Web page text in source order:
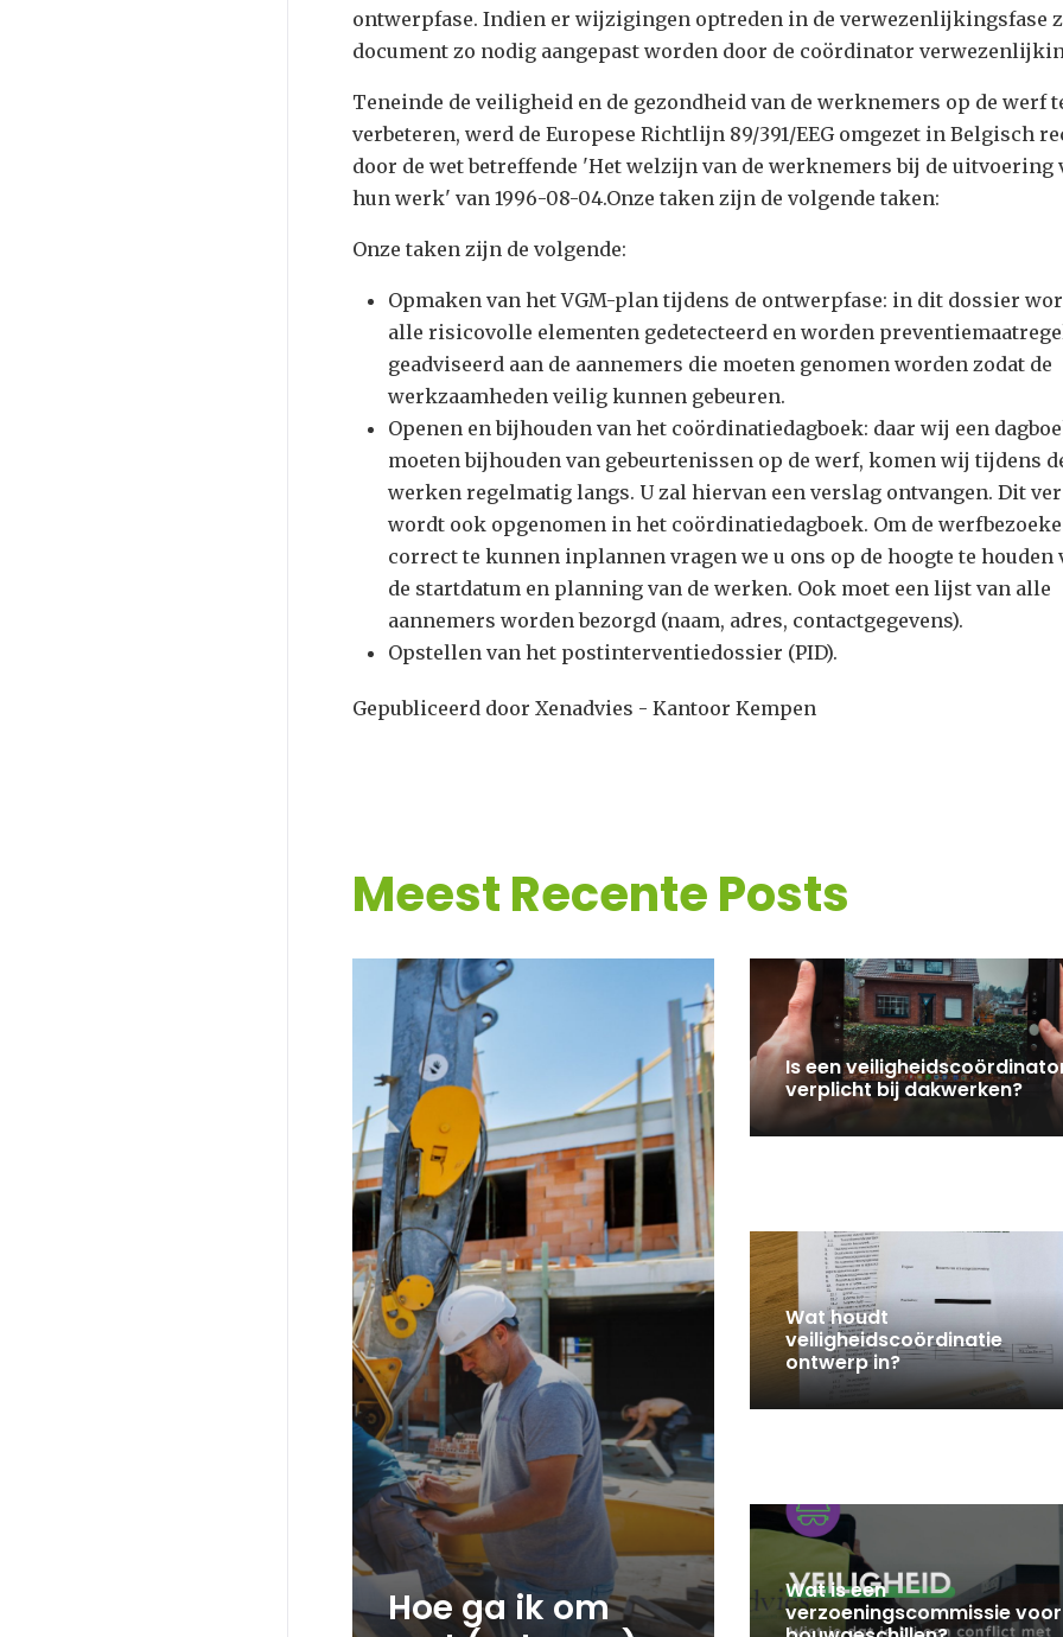
ontwerpfase. Indien er wijzigingen optreden in de verwezenlijkingsfase
document zo nodig aangepast worden door de coördinator
Teneinde de veiligheid en de gezondheid van de werknemers op de werf
verbeteren, werd de Europese Richtlijn 89/391/EEG omgezet in Belgisch
door de wet betreffende 'Het welzijn van de werknemers bij de uitvoering
hun werk' van 1996-08-04.Onze taken zijn de volgende taken:
Onze taken zijn de volgende:
Opmaken van het VGM-plan tijdens de ontwerpfase: in dit dossier
alle risicovolle elementen gedetecteerd en worden
geadviseerd aan de aannemers die moeten genomen worden zodat de
werkzaamheden veilig kunnen gebeuren.
Openen en bijhouden van het coördinatiedagboek: daar wij een
moeten bijhouden van gebeurtenissen op de werf, komen wij tijdens
werken regelmatig langs. U zal hiervan een verslag ontvangen. Dit
wordt ook opgenomen in het coördinatiedagboek. Om de
correct te kunnen inplannen vragen we u ons op de hoogte te houden
de startdatum en planning van de werken. Ook moet een lijst van alle
aannemers worden bezorgd (naam, adres, contactgegevens).
Opstellen van het postinterventiedossier (PID).
Gepubliceerd door Xenadvies - Kantoor Kempen
Meest Recente Posts
Hoe ga ik om
Is een
verplicht bij dakwerken?
Wat houdt
veiligheidscoördinatie
ontwerp in?
Wat is een
verzoeningscommissie voor